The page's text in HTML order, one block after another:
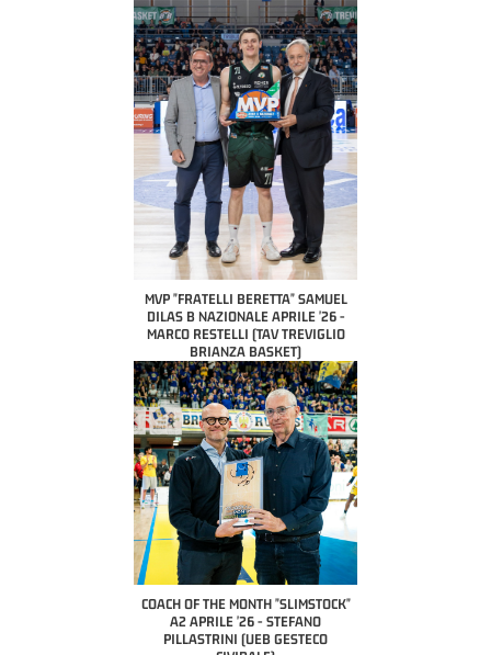
MVP "FRATELLI BERETTA" SAMUEL
DILAS B NAZIONALE APRILE '26 -
MARCO RESTELLI (TAV TREVIGLIO
BRIANZA BASKET)
COACH OF THE MONTH "SLIMSTOCK"
A2 APRILE '26 - STEFANO
PILLASTRINI (UEB GESTECO